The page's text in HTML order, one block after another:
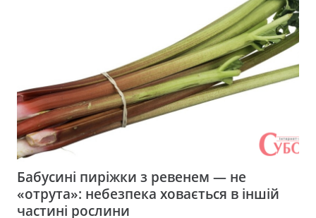
Бабусині пиріжки з ревенем — не
«отрута»: небезпека ховається в іншій
частині рослини